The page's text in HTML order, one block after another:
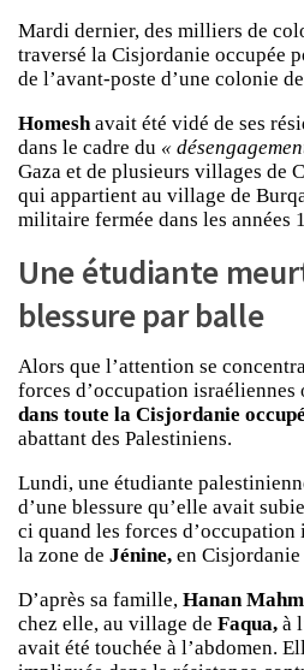
Mardi dernier, des milliers de
traversé la Cisjordanie occupée
de l’avant-poste d’une colonie
Homesh avait été vidé de ses
dans le cadre du «
Gaza et de plusieurs villages de
qui appartient au village de
militaire fermée dans les années
Une étudiante
blessure par balle
Alors que l’attention se
forces d’occupation
dans toute la Cisjordanie
abattant des Palestiniens.
Lundi, une étudiante
d’une blessure qu’elle avait
ci quand les forces
la zone de Jénine, en Cisjordanie
D’après sa famille, Hanan
chez elle, au village de Faqua, à
avait été touchée à l’abdomen.